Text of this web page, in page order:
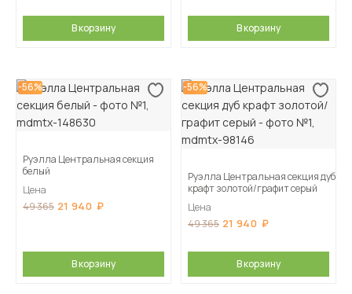
В корзину В корзину
-56%
Руэлла Центральная секция
белый
Цена
49 365 21 940
В корзину
-56%
Руэлла Центральная секция дуб
крафт золотой/графит серый
Цена
49 365 21 940
В корзину